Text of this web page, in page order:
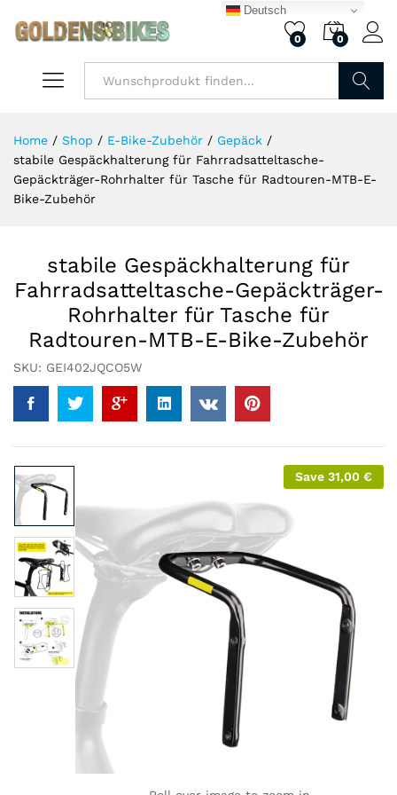
0 0
Home / Shop / E-Bike-Zubehör / Gepäck /
stabile Gespäckhalterung für Fahrradsatteltasche-
Gepäckträger-Rohrhalter für Tasche für Radtouren-MTB-E-
Bike-Zubehör
stabile Gespäckhalterung für
Fahrradsatteltasche-Gepäckträger-
Rohrhalter für Tasche für
Radtouren-MTB-E-Bike-Zubehör
SKU: GEI402JQCO5W
Save 31,00 €
Deutsch